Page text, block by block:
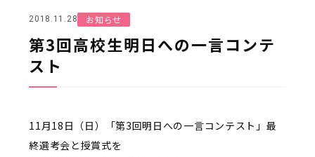
2018.11.28 お知らせ
第3回高校生明日への一言コンテ
スト
11月18日（日）「第3回明日への一言コンテスト」最
終選考会と授賞式を